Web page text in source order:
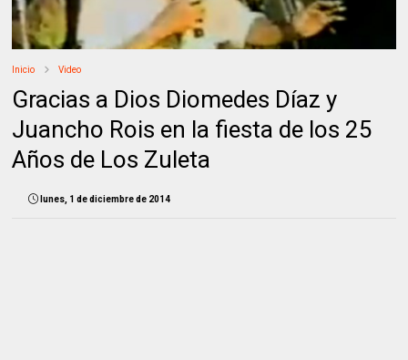
Inicio Video
Gracias a Dios Diomedes Díaz y
Juancho Rois en la fiesta de los 25
Años de Los Zuleta
lunes, 1 de diciembre de 2014